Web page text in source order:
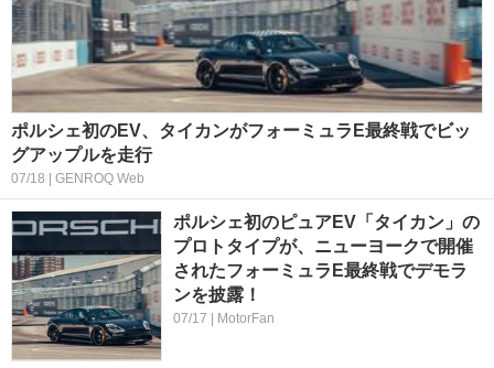
ポルシェ初のEV、タイカンがフォーミュラE最終戦でビッ
グアップルを走行
07/18 | GENROQ Web
ポルシェ初のピュアEV「タイカン」の
プロトタイプが、ニューヨークで開催
されたフォーミュラE最終戦でデモラ
ンを披露！
07/17 | MotorFan